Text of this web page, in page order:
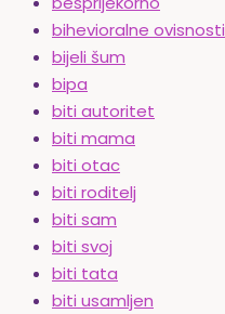
bihevioralne ovisnosti
bijeli šum
bipa
biti autoritet
biti mama
biti otac
biti roditelj
biti sam
biti svoj
biti tata
biti usamljen